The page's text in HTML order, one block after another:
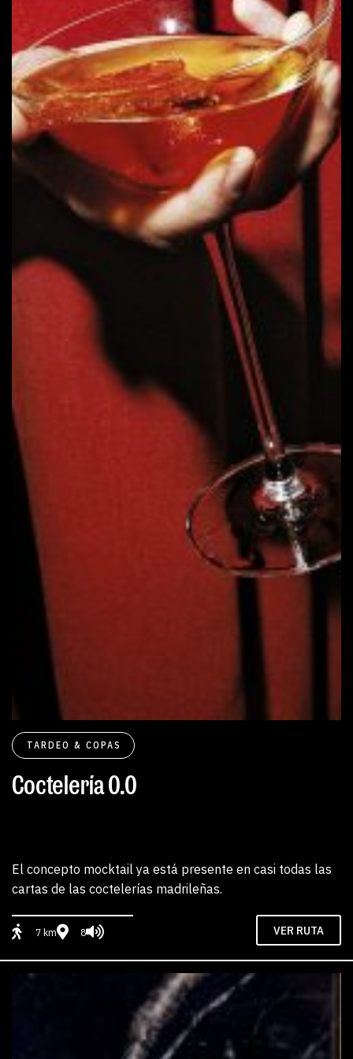
TARDEO & COPAS
Coctelería 0.0
El concepto mocktail ya está presente en casi todas las
cartas de las coctelerías madrileñas.
7 km 8 VER RUTA